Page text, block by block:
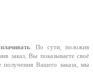
. По сути, положив
заказ, Вы показываете своё
Вашего заказа, мы